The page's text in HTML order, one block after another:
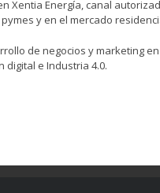
Xentia Energía, canal
y en el mercado
de negocios y marketing
e Industria 4.0.